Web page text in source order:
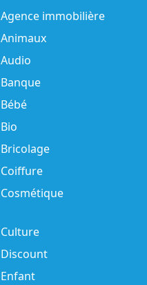
Agence immobilière
Animaux
Audio
Banque
Bébé
Bio
Bricolage
Coiffure
Cosmétique
Culture
Discount
Enfant